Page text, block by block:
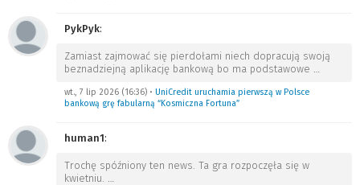
PykPyk:
Zamiast zajmować się pierdołami niech dopracują swoją
beznadziejną aplikację bankową bo ma podstawowe …
wt., 7 lip 2026 (16:36) • UniCredit uruchamia pierwszą w Polsce
bankową grę fabularną “Kosmiczna Fortuna”
human1:
Trochę spóźniony ten news. Ta gra rozpoczęła się w
kwietniu. …